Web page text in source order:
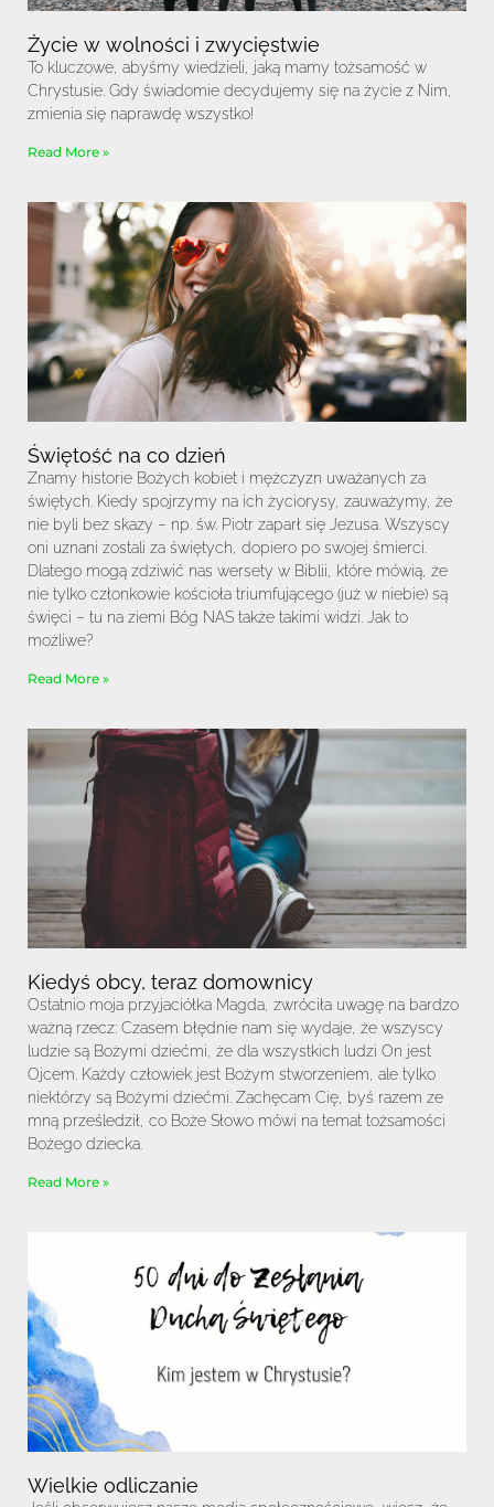
Życie w wolności i zwycięstwie
To kluczowe, abyśmy wiedzieli, jaką mamy tożsamość w
Chrystusie. Gdy świadomie decydujemy się na życie z Nim,
zmienia się naprawdę wszystko!
Read More »
Świętość na co dzień
Znamy historie Bożych kobiet i mężczyzn uważanych za
świętych. Kiedy spojrzymy na ich życiorysy, zauważymy, że
nie byli bez skazy – np. św. Piotr zaparł się Jezusa. Wszyscy
oni uznani zostali za świętych, dopiero po swojej śmierci.
Dlatego mogą zdziwić nas wersety w Biblii, które mówią, że
nie tylko członkowie kościoła triumfującego (już w niebie) są
święci – tu na ziemi Bóg NAS także takimi widzi. Jak to
możliwe?
Read More »
Kiedyś obcy, teraz domownicy
Ostatnio moja przyjaciółka Magda, zwróciła uwagę na bardzo
ważną rzecz: Czasem błędnie nam się wydaje, że wszyscy
ludzie są Bożymi dziećmi, że dla wszystkich ludzi On jest
Ojcem. Każdy człowiek jest Bożym stworzeniem, ale tylko
niektórzy są Bożymi dziećmi. Zachęcam Cię, byś razem ze
mną prześledził, co Boże Słowo mówi na temat tożsamości
Bożego dziecka.
Read More »
Wielkie odliczanie